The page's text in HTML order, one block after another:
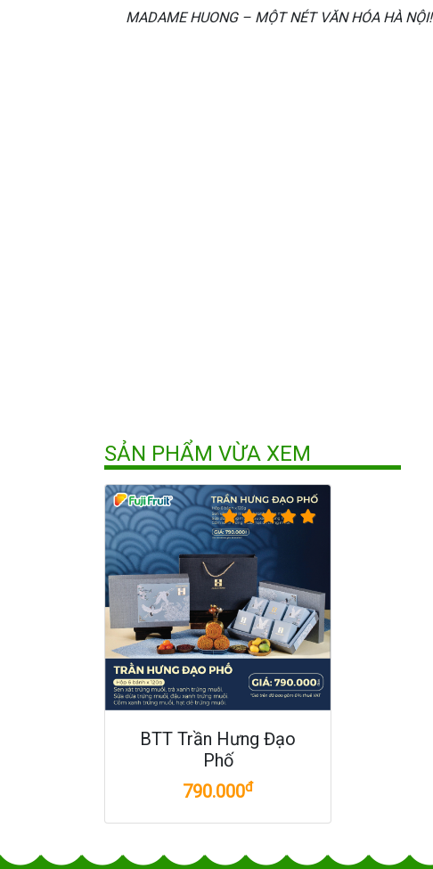
MADAME HUONG – MỘT NÉT VĂN HÓA HÀ NỘI!
SẢN PHẨM VỪA XEM
BTT Trần Hưng Đạo
Phố
790.000đ